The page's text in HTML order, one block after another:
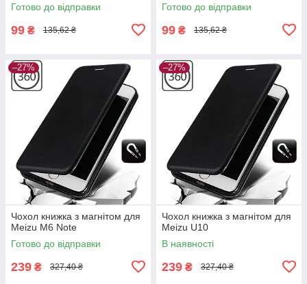
Готово до відправки
99 ₴ 135,62 ₴
Готово до відправки
99 ₴ 135,62 ₴
–27%
Чохол книжка з магнітом для
Meizu M6 Note
Готово до відправки
239 ₴ 327,40 ₴
–27%
Чохол книжка з магнітом для
Meizu U10
В наявності
239 ₴ 327,40 ₴